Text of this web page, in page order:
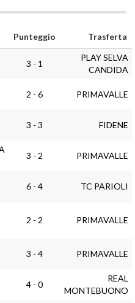
Punteggio
Trasferta
3 - 1
PLAY SELVA
CANDIDA
2 - 6 PRIMAVALLE
3 - 3 FIDENE
3 - 2 PRIMAVALLE
6 - 4 TC PARIOLI
2 - 2 PRIMAVALLE
3 - 4 PRIMAVALLE
4 - 0
REAL
MONTEBUONO